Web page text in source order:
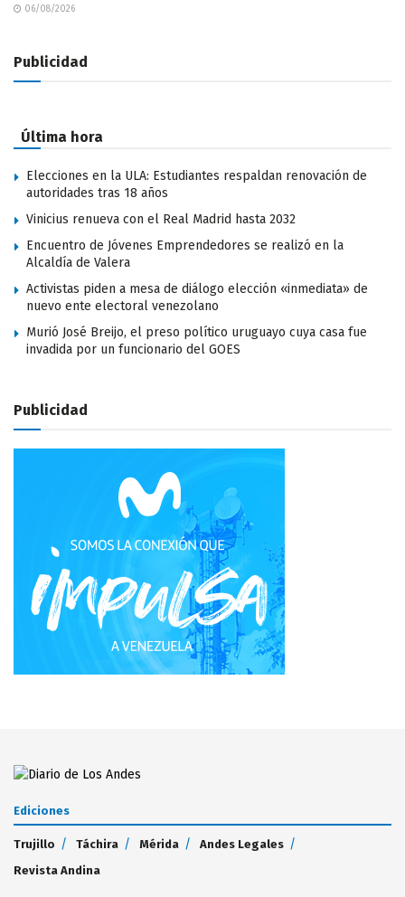
06/08/2026
Publicidad
Última hora
Elecciones en la ULA: Estudiantes respaldan renovación de
autoridades tras 18 años
Vinicius renueva con el Real Madrid hasta 2032
Encuentro de Jóvenes Emprendedores se realizó en la
Alcaldía de Valera
Activistas piden a mesa de diálogo elección «inmediata» de
nuevo ente electoral venezolano
Murió José Breijo, el preso político uruguayo cuya casa fue
invadida por un funcionario del GOES
Publicidad
Ediciones
Trujillo Táchira Mérida
Andes Legales
Revista Andina